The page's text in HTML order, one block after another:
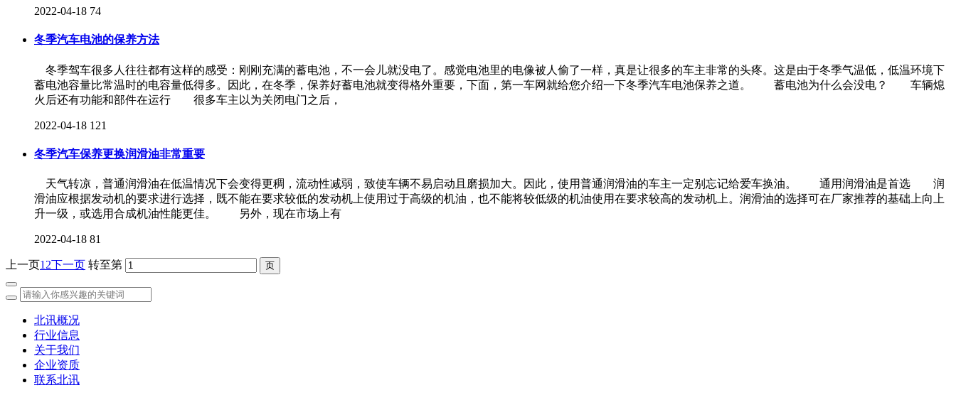
2022-04-18 74
冬季汽车电池的保养方法
冬季驾车很多人往往都有这样的感受：刚刚充满的蓄电池，不一会儿就没电了。感觉电池里的电像被人偷了一样，真是让很多的车主非常的头疼。这是由于冬季气温低，低温环境下
蓄电池容量比常温时的电容量低得多。因此，在冬季，保养好蓄电池就变得格外重要，下面，第一车网就给您介绍一下冬季汽车电池保养之道。 蓄电池为什么会没电？ 车辆熄
火后还有功能和部件在运行 很多车主以为关闭电门之后，
2022-04-18 121
冬季汽车保养更换润滑油非常重要
天气转凉，普通润滑油在低温情况下会变得更稠，流动性减弱，致使车辆不易启动且磨损加大。因此，使用普通润滑油的车主一定别忘记给爱车换油。 通用润滑油是首选 润
滑油应根据发动机的要求进行选择，既不能在要求较低的发动机上使用过于高级的机油，也不能将较低级的机油使用在要求较高的发动机上。润滑油的选择可在厂家推荐的基础上向上
升一级，或选用合成机油性能更佳。 另外，现在市场上有
2022-04-18 81
上一页1 2下一页 转至第
北讯概况
行业信息
关于我们
企业资质
联系北讯